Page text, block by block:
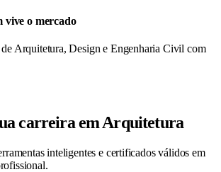
vive o mercado
Arquitetura, Design e Engenharia Civil com
carreira em Arquitetura
inteligentes e certificados válidos em